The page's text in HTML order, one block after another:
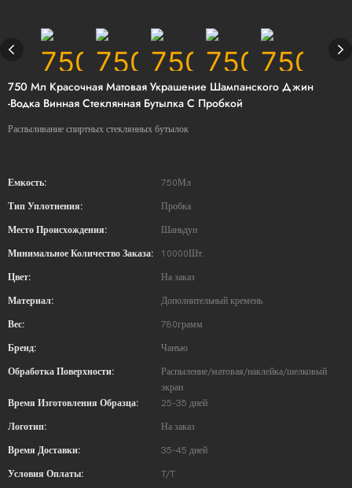
750 Мл Красочная Матовая Украшение Шампанского Джин
-водка Винная Стеклянная Бутылка С Пробкой
Распыливание спиртных стеклянных бутылок
Емкость: 750Мл
Тип Уплотнения: Пробка
Место Происхождения: Шаньдун
Минимальное Количество Заказа: 10000Шт.
Цвет: На заказ
Материал: Дополнительный кремень
Вес: 780грамм
Бренд: Чанъю
Обработка Поверхности:
Распыление/матовая/наклейка/шелковый
экран
Время Изготовления Образца:
25-35 дней
Логотип: На заказ
Время Доставки: 35-45 дней
Условия Оплаты: T/T